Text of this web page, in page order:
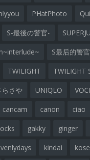
PHatPhoto
S-最後の警官-
S最后的警官
TWILIGHT TWILIGHT
らさや UNIQLO
cancam canon ciao
gakky ginger
kindai kose